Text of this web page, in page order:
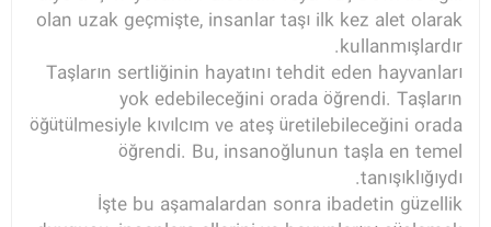
olan uzak geçmişte, insanlar taşı ilk kez alet olarak
kullanmışlardır.
Taşların sertliğinin hayatını tehdit eden hayvanları
yok edebileceğini orada öğrendi. Taşların
öğütülmesiyle kıvılcım ve ateş üretilebileceğini orada
öğrendi. Bu, insanoğlunun taşla en temel
tanışıklığıydı.
İşte bu aşamalardan sonra ibadetin güzellik